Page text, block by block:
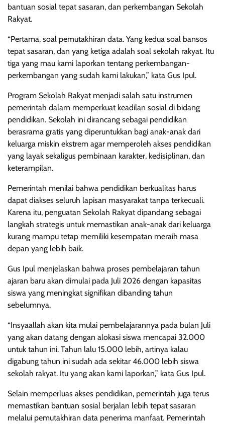
bantuan sosial tepat sasaran, dan perkembangan Sekolah
Rakyat.
“Pertama, soal pemutakhiran data. Yang kedua soal bansos
tepat sasaran, dan yang ketiga adalah soal sekolah rakyat. Itu
tiga yang mau kami laporkan tentang perkembangan-
perkembangan yang sudah kami lakukan,” kata Gus Ipul.
Program Sekolah Rakyat menjadi salah satu instrumen
pemerintah dalam memperkuat keadilan sosial di bidang
pendidikan. Sekolah ini dirancang sebagai pendidikan
berasrama gratis yang diperuntukkan bagi anak-anak dari
keluarga miskin ekstrem agar memperoleh akses pendidikan
yang layak sekaligus pembinaan karakter, kedisiplinan, dan
keterampilan.
Pemerintah menilai bahwa pendidikan berkualitas harus
dapat diakses seluruh lapisan masyarakat tanpa terkecuali.
Karena itu, penguatan Sekolah Rakyat dipandang sebagai
langkah strategis untuk memastikan anak-anak dari keluarga
kurang mampu tetap memiliki kesempatan meraih masa
depan yang lebih baik.
Gus Ipul menjelaskan bahwa proses pembelajaran tahun
ajaran baru akan dimulai pada Juli 2026 dengan kapasitas
siswa yang meningkat signifikan dibanding tahun
sebelumnya.
“Insyaallah akan kita mulai pembelajarannya pada bulan Juli
yang akan datang dengan alokasi siswa mencapai 32.000
untuk tahun ini. Tahun lalu 15.000 lebih, artinya kalau
digabung tahun ini sudah ada sekitar 46.000 lebih siswa
sekolah rakyat. Itu yang akan kami laporkan,” kata Gus Ipul.
Selain memperluas akses pendidikan, pemerintah juga terus
memastikan bantuan sosial berjalan lebih tepat sasaran
melalui pemutakhiran data penerima manfaat. Pemerintah